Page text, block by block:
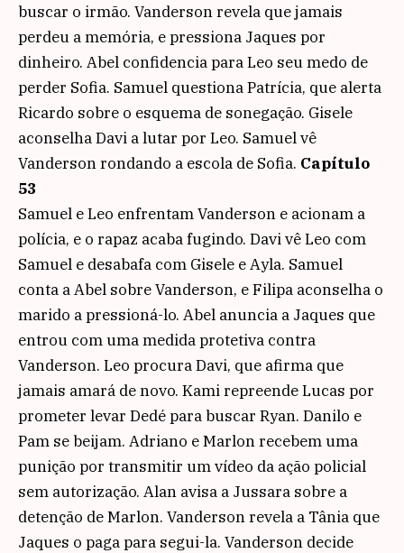
buscar o irmão. Vanderson revela que jamais
perdeu a memória, e pressiona Jaques por
dinheiro. Abel confidencia para Leo seu medo de
perder Sofia. Samuel questiona Patrícia, que alerta
Ricardo sobre o esquema de sonegação. Gisele
aconselha Davi a lutar por Leo. Samuel vê
Vanderson rondando a escola de Sofia. Capítulo
53
Samuel e Leo enfrentam Vanderson e acionam a
polícia, e o rapaz acaba fugindo. Davi vê Leo com
Samuel e desabafa com Gisele e Ayla. Samuel
conta a Abel sobre Vanderson, e Filipa aconselha o
marido a pressioná-lo. Abel anuncia a Jaques que
entrou com uma medida protetiva contra
Vanderson. Leo procura Davi, que afirma que
jamais amará de novo. Kami repreende Lucas por
prometer levar Dedé para buscar Ryan. Danilo e
Pam se beijam. Adriano e Marlon recebem uma
punição por transmitir um vídeo da ação policial
sem autorização. Alan avisa a Jussara sobre a
detenção de Marlon. Vanderson revela a Tânia que
Jaques o paga para segui-la. Vanderson decide